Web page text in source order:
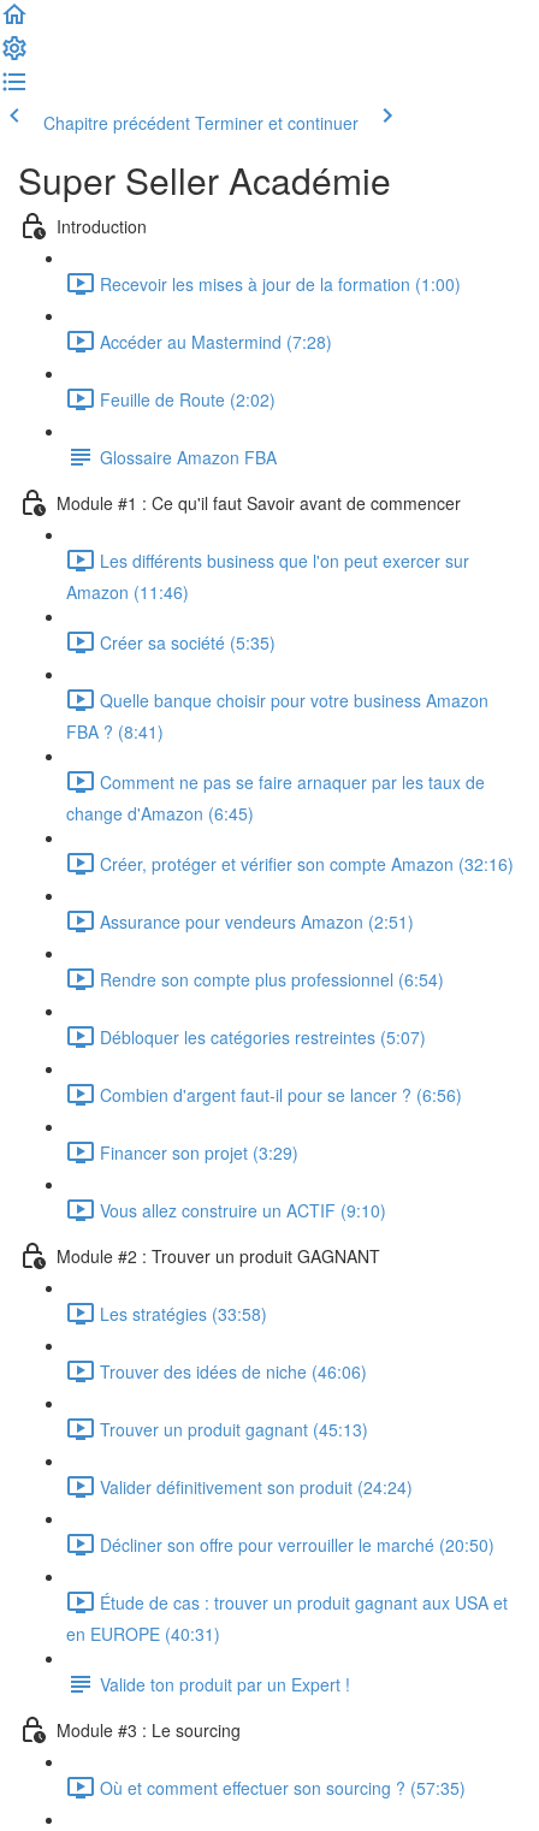
Chapitre précédent Terminer et continuer
Super Seller Académie
Introduction
Recevoir les mises à jour de la formation (1:00)
Accéder au Mastermind (7:28)
Feuille de Route (2:02)
Glossaire Amazon FBA
Module #1 : Ce qu'il faut Savoir avant de commencer
Les différents business que l'on peut exercer sur
Amazon (11:46)
Créer sa société (5:35)
Quelle banque choisir pour votre business Amazon
FBA ? (8:41)
Comment ne pas se faire arnaquer par les taux de
change d'Amazon (6:45)
Créer, protéger et vérifier son compte Amazon (32:16)
Assurance pour vendeurs Amazon (2:51)
Rendre son compte plus professionnel (6:54)
Débloquer les catégories restreintes (5:07)
Combien d'argent faut-il pour se lancer ? (6:56)
Financer son projet (3:29)
Vous allez construire un ACTIF (9:10)
Module #2 : Trouver un produit GAGNANT
Les stratégies (33:58)
Trouver des idées de niche (46:06)
Trouver un produit gagnant (45:13)
Valider définitivement son produit (24:24)
Décliner son offre pour verrouiller le marché (20:50)
Étude de cas : trouver un produit gagnant aux USA et
en EUROPE (40:31)
Valide ton produit par un Expert !
Module #3 : Le sourcing
Où et comment effectuer son sourcing ? (57:35)